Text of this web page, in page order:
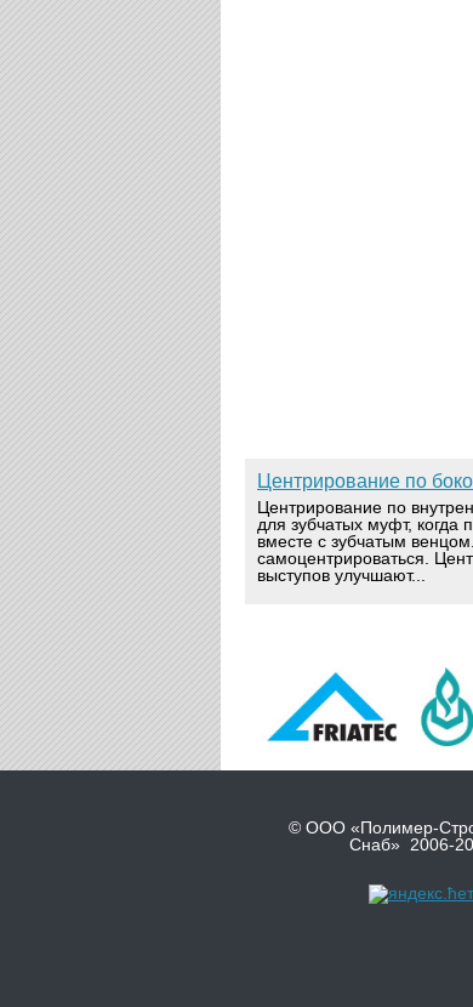
Центрирование по
Центрирование по
для зубчатых муфт, когда
вместе с зубчатым
самоцентрироваться.
выступов улучшают...
© ООО «Полимер-
Снаб» 2006-